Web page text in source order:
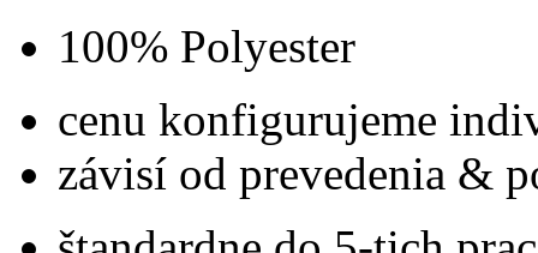
100% Polyester
cenu konfigurujeme
závisí od prevedenia &